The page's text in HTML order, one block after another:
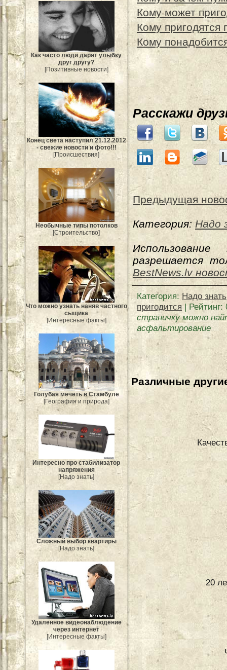
Как часто люди дарят улыбку
друг другу?
[Позитивные новости]
Конец света наступил 21.12.2012
- свежие новости и фото!!!
[Происшествия]
Необычные типы потолков
[Строительство]
Что можно узнать наняв частного
сыщика
[Интересные факты]
Голубая мечеть в Стамбуле
[География и природа]
Интересно про стабилизатор
напряжения
[Надо знать]
Сложный выбор квартиры
[Надо знать]
Удаленное видеонаблюдение
через интернет
[Интересные факты]
Кому может
Кому пригодятся
Кому
Расскажи
Предыдущая
Категория:Надо
разрешается
BestNews.lv
Категория:Надо знать
пригодится| Рейтинг:
страничку можно
асфальтирование
Различные
20